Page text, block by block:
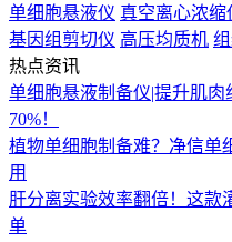
单细胞悬液仪 真空离心浓缩
基因组剪切仪 高压均质机
热点资讯
单细胞悬液制备仪|提升肌
70%！
植物单细胞制备难？净信单
用
肝分离实验效率翻倍！这款
单